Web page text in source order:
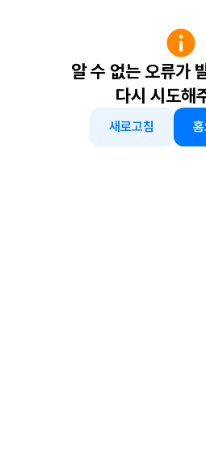
알 수 없는 오류가
다시 시도해
새로고침